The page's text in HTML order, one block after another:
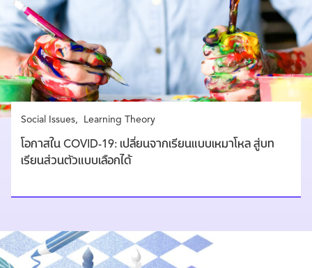
Social Issues Learning Theory
โอกาสใน COVID-19: เปลี่ยนจากเรียนแบบเหมาโหล สู่บท
เรียนส่วนตัวแบบเลือกได้